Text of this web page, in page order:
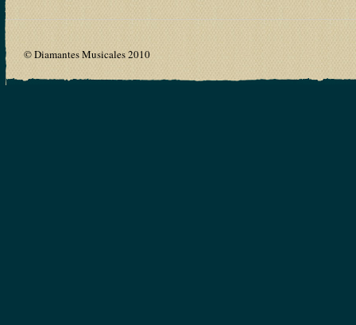
© Diamantes Musicales 2010